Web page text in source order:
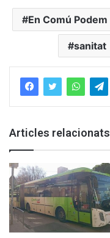
En Comú Podem
sanitat
Articles relacionats